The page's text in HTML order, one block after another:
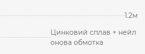
1.2м
Цинковий сплав + нейл
онова обмотка